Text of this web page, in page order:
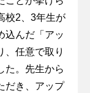
校2、3年生が
込んだ「アッ
、任意で取り
た。先生から
だき、アップ